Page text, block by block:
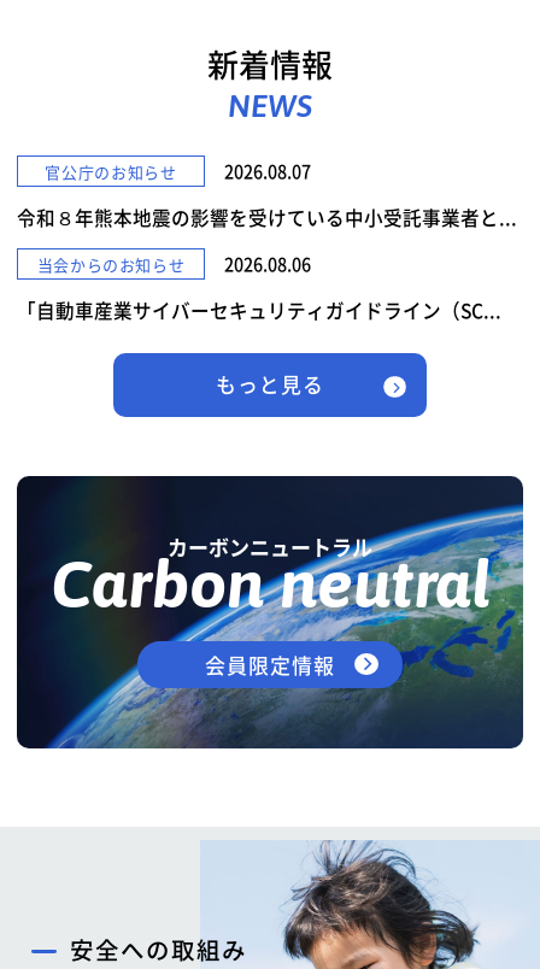
新着情報
NEWS
官公庁のお知らせ 2026.08.07
令和８年熊本地震の影響を受けている中小受託事業者と...
当会からのお知らせ 2026.08.06
「自動車産業サイバーセキュリティガイドライン（SC...
もっと見る
カーボンニュートラル
Carbon neutral
会員限定情報
安全への取組み